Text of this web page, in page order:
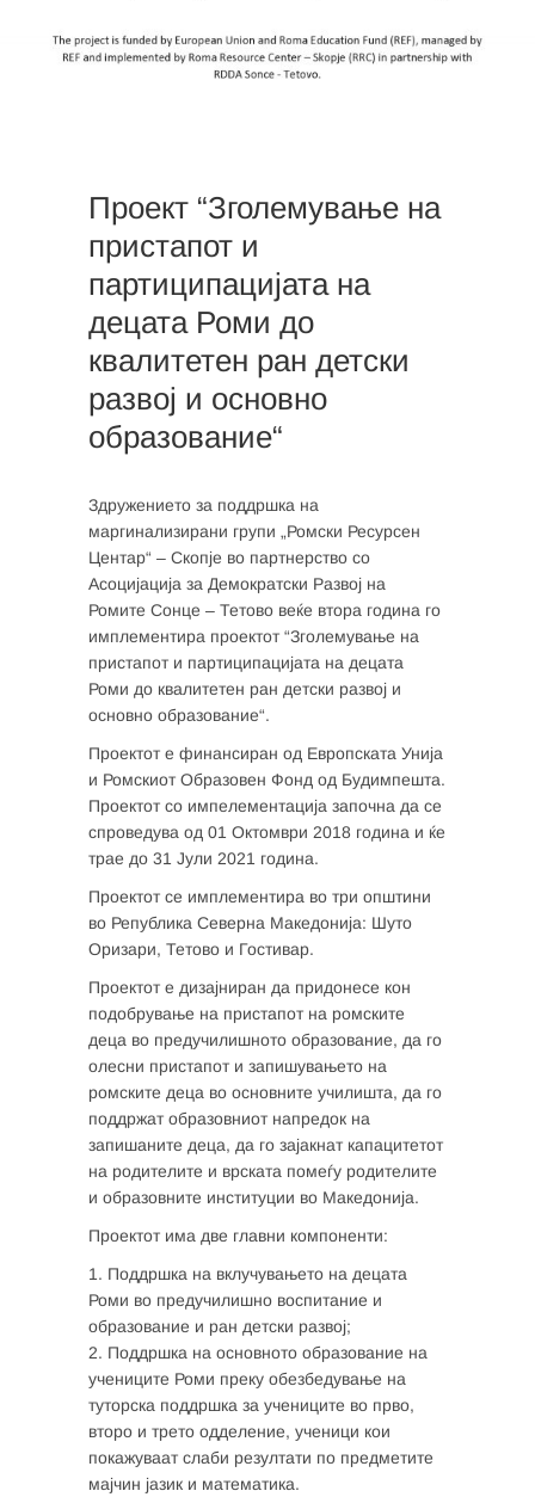
Проект “Зголемување на
пристапот и
партиципацијата на
децата Роми до
квалитетен ран детски
развој и основно
образование“
Здружението за поддршка на
маргинализирани групи „Ромски Ресурсен
Центар“ – Скопје во партнерство со
Асоцијација за Демократски Развој на
Ромите Сонце – Тетово веќе втора година го
имплементира проектот “Зголемување на
пристапот и партиципацијата на децата
Роми до квалитетен ран детски развој и
основно образование“.
Проектот е финансиран од Европската Унија
и Ромскиот Образовен Фонд од Будимпешта.
Проектот со импелементација започна да се
спроведува од 01 Октомври 2018 година и ќе
трае до 31 Јули 2021 година.
Проектот се имплементира во три општини
во Република Северна Македонија: Шуто
Оризари, Тетово и Гостивар.
Проектот е дизајниран да придонесе кон
подобрување на пристапот на ромските
деца во предучилишното образование, да го
олесни пристапот и запишувањето на
ромските деца во основните училишта, да го
поддржат образовниот напредок на
запишаните деца, да го зајакнат капацитетот
на родителите и врската помеѓу родителите
и образовните институции во Македонија.
Проектот има две главни компоненти:
1. Поддршка на вклучувањето на децата
Роми во предучилишно воспитание и
образование и ран детски развој;
2. Поддршка на основното образование на
учениците Роми преку обезбедување на
туторска поддршка за учениците во прво,
второ и трето одделение, ученици кои
покажуваат слаби резултати по предметите
мајчин јазик и математика.